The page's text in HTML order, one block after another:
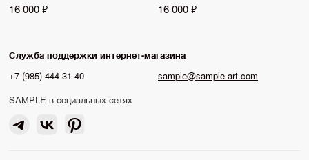
16 000 ₽ 16 000 ₽
Служба поддержки интернет-магазина
+7 (985) 444-31-40
sample@sample-art.com
SAMPLE в социальных сетях